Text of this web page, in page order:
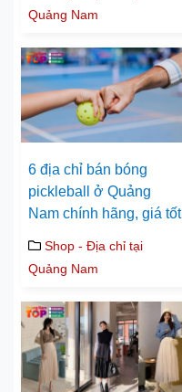
Quảng Nam
6 địa chỉ bán bóng
pickleball ở Quảng
Nam chính hãng, giá tốt
Shop - Địa chỉ tại
Quảng Nam